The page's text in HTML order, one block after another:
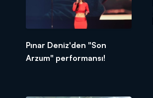
Pınar Deniz'den "Son
Arzum" performansı!